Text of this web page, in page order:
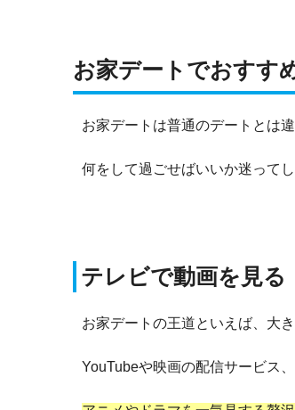
お家デートでおすす
お家デートは普通のデートとは
何をして過ごせばいいか迷って
テレビで動画を見る
お家デートの王道といえば、大
YouTubeや映画の配信サービス